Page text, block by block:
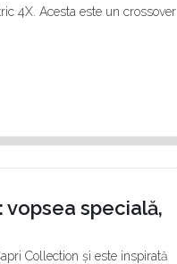
4X. Acesta este un crossover
specială,
Collection și este inspirată